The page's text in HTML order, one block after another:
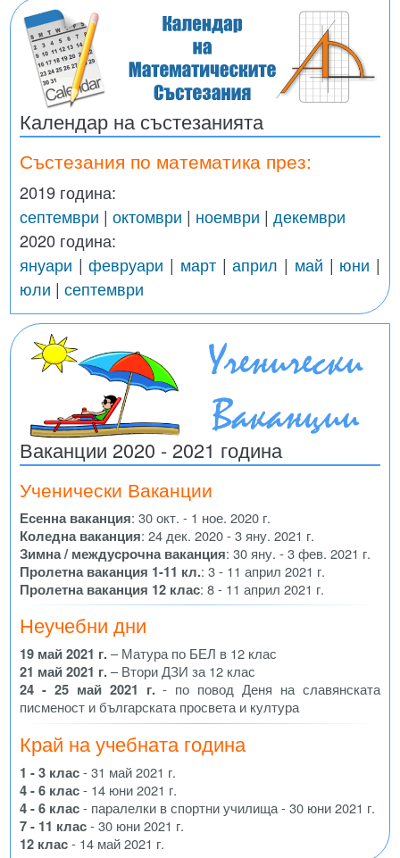
Календар на състезанията
Състезания по математика през:
2019 година:
септември | октомври | ноември | декември
2020 година:
януари |февруари | март|април | май | юни |
юли | септември
Ваканции 2020 - 2021 година
Ученически Ваканции
Есенна ваканция: 30 окт. - 1 ное. 2020 г.
Коледна ваканция: 24 дек. 2020 - 3 яну. 2021 г.
Зимна / междусрочна ваканция: 30 яну. - 3 фев. 2021 г.
Пролетна ваканция 1-11 кл.: 3 - 11 април 2021 г.
Пролетна ваканция 12 клас: 8 - 11 април 2021 г.
Неучебни дни
19 май 2021 г.– Матура по БЕЛ в 12 клас
21 май 2021 г.– Втори ДЗИ за 12 клас
24 - 25 май 2021 г.- по повод Деня на славянската
писменост и българската просвета и култура
Край на учебната година
1 - 3 клас- 31 май 2021 г.
4 - 6 клас- 14 юни 2021 г.
4 - 6 клас- паралелки в спортни училища - 30 юни 2021 г.
7 - 11 клас- 30 юни 2021 г.
12 клас- 14 май 2021 г.